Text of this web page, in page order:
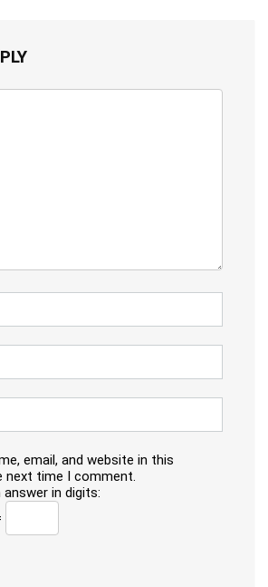
email, and website in this
next time I comment.
in digits: